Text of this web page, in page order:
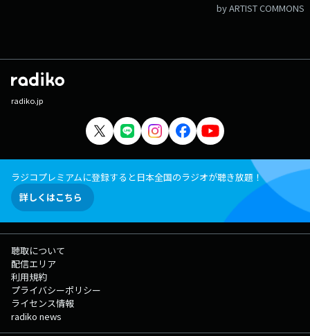
by ARTIST COMMONS
radiko.jp
ラジコプレミアムに登録すると日本全国のラジオが聴き放題！
詳しくはこちら
聴取について
配信エリア
利用規約
プライバシーポリシー
ライセンス情報
radiko news